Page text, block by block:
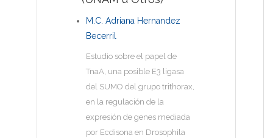
M.C. Adriana Hernandez
Becerril
Estudio sobre el papel de
TnaA, una posible E3 ligasa
del SUMO del grupo trithorax,
en la regulación de la
expresión de genes mediada
por Ecdisona en Drosophila